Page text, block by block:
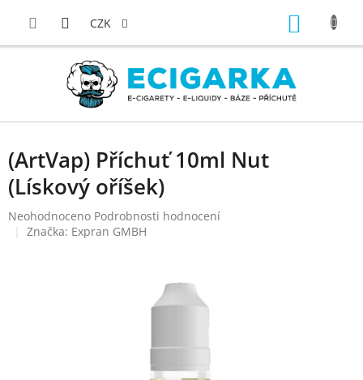
CZK
(ArtVap) Příchuť 10ml Nut
(Lískový oříšek)
Průměrné
hodnocení
Neohodnoceno Podrobnosti hodnocení
Značka: Expran GMBH